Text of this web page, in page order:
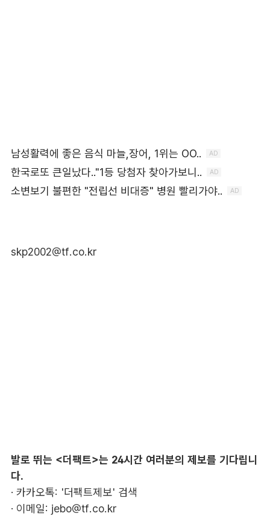
skp2002@tf.co.kr
발로 뛰는 <더팩트>는 24시간 여러분의 제보를 기다립니
다.
· 카카오톡: '더팩트제보' 검색
· 이메일: jebo@tf.co.kr